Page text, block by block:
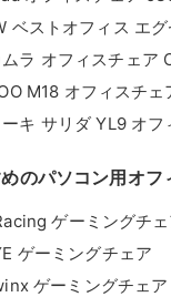
ベストオフィス エ
ラ オフィスチェア
M18 オフィスチェ
キ サリダ YL9 オフ
のパソコン用オフ
ゲーミングチ
ゲーミングチェア
ゲーミングチェ